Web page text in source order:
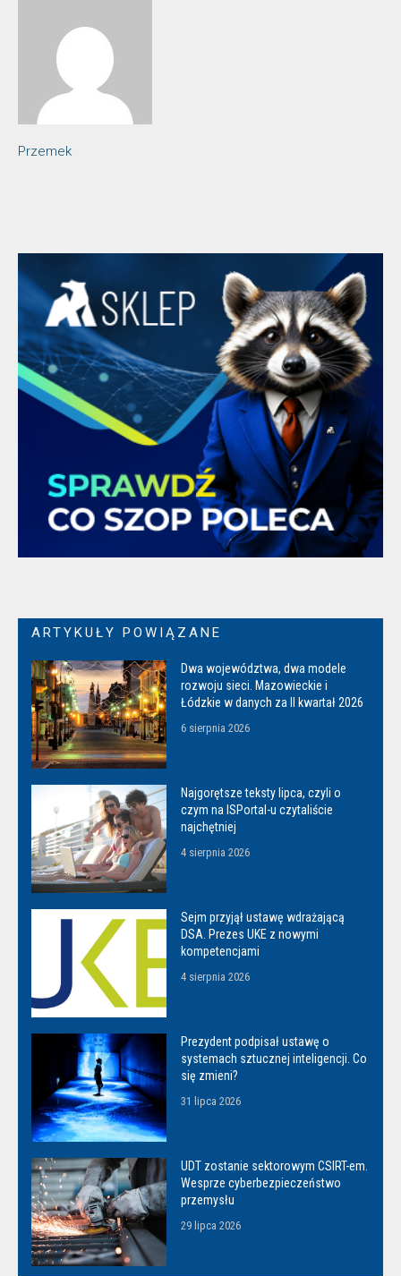
Przemek
ARTYKUŁY POWIĄZANE
Dwa województwa, dwa modele
rozwoju sieci. Mazowieckie i
Łódzkie w danych za II kwartał 2026
6 sierpnia 2026
Najgorętsze teksty lipca, czyli o
czym na ISPortal-u czytaliście
najchętniej
4 sierpnia 2026
Sejm przyjął ustawę wdrażającą
DSA. Prezes UKE z nowymi
kompetencjami
4 sierpnia 2026
Prezydent podpisał ustawę o
systemach sztucznej inteligencji. Co
się zmieni?
31 lipca 2026
UDT zostanie sektorowym CSIRT-em.
Wesprze cyberbezpieczeństwo
przemysłu
29 lipca 2026